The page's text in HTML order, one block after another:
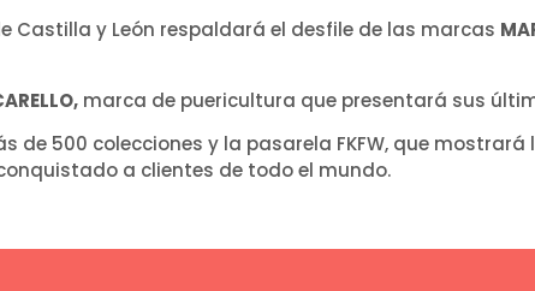
Castilla y León respaldará el desfile de las marcas
marca de puericultura que presentará sus
de 500 colecciones y la pasarela FKFW, que
a clientes de todo el mundo.